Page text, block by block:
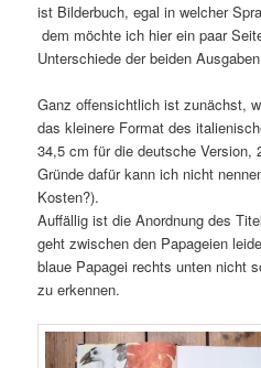
ist Bilderbuch, egal in welcher
dem möchte ich hier ein paar
Unterschiede der beiden
Ganz offensichtlich ist zunächst,
das kleinere Format des
34,5 cm für die deutsche
Gründe dafür kann ich nicht
Kosten?).
Auffällig ist die Anordnung des
geht zwischen den Papageien
blaue Papagei rechts unten nicht
zu erkennen.